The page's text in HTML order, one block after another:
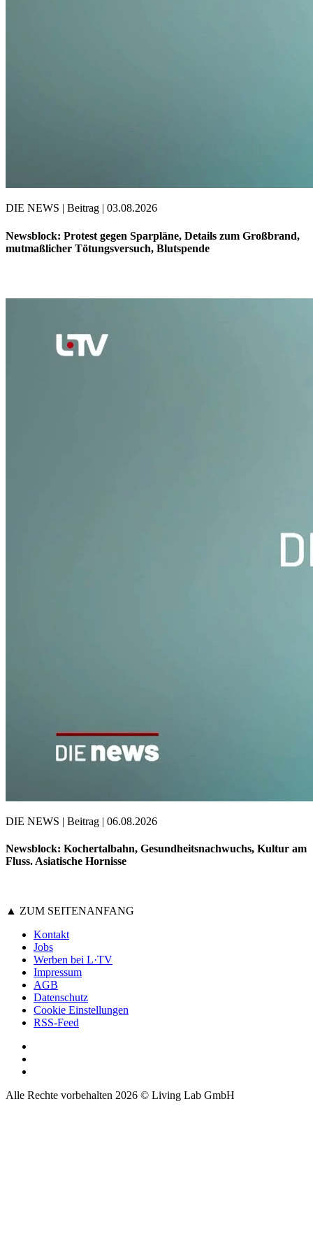
DIE NEWS | Beitrag | 03.08.2026
Newsblock: Protest gegen Sparpläne, Details zum Großbrand,
mutmaßlicher Tötungsversuch, Blutspende
DIE NEWS | Beitrag | 06.08.2026
Newsblock: Kochertalbahn, Gesundheitsnachwuchs, Kultur am
Fluss. Asiatische Hornisse
▲ ZUM SEITENANFANG
Kontakt
Jobs
Werben bei L·TV
Impressum
AGB
Datenschutz
Cookie Einstellungen
RSS-Feed
Alle Rechte vorbehalten 2026 © Living Lab GmbH